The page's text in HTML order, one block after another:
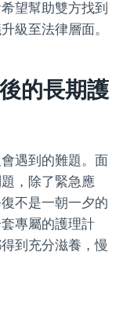
望幫助雙方找到
級至法律層面。
的長期護
遇到的難題。面
，除了緊急應
不是一朝一夕的
專屬的護理計
到充分滋養，慢